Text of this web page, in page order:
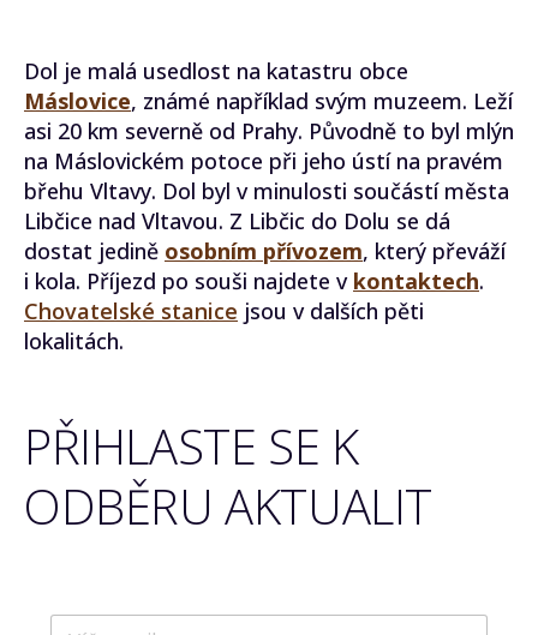
Dol je malá usedlost na katastru obce
Máslovice, známé například svým muzeem. Leží
asi 20 km severně od Prahy. Původně to byl mlýn
na Máslovickém potoce při jeho ústí na pravém
břehu Vltavy. Dol byl v minulosti součástí města
Libčice nad Vltavou. Z Libčic do Dolu se dá
dostat jedině osobním přívozem, který převáží
i kola. Příjezd po souši najdete v kontaktech.
Chovatelské stanice jsou v dalších pěti
lokalitách.
PŘIHLASTE SE K
ODBĚRU AKTUALIT
E